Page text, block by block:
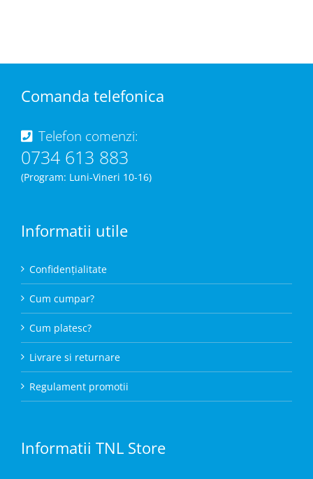
Comanda telefonica
Telefon comenzi:
0734 613 883
(Program: Luni-Vineri 10-16)
Informatii utile
Confidențialitate
Cum cumpar?
Cum platesc?
Livrare si returnare
Regulament promotii
Informatii TNL Store